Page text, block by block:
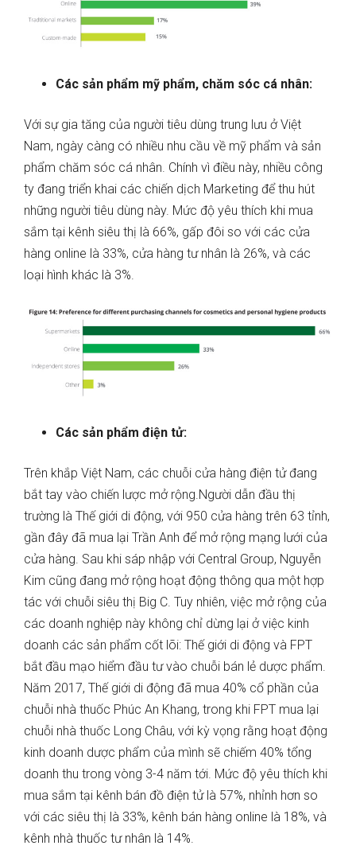
Các sản phẩm mỹ phẩm, chăm sóc cá nhân:
Với sự gia tăng của người tiêu dùng trung lưu ở Việt
Nam, ngày càng có nhiều nhu cầu về mỹ phẩm và sản
phẩm chăm sóc cá nhân. Chính vì điều này, nhiều công
ty đang triển khai các chiến dịch Marketing để thu hút
những người tiêu dùng này. Mức độ yêu thích khi mua
sắm tại kênh siêu thị là 66%, gấp đôi so với các cửa
hàng online là 33%, cửa hàng tư nhân là 26%, và các
loại hình khác là 3%.
Các sản phẩm điện tử:
Trên khắp Việt Nam, các chuỗi cửa hàng điện tử đang
bắt tay vào chiến lược mở rộng.Người dẫn đầu thị
trường là Thế giới di động, với 950 cửa hàng trên 63 tỉnh,
gần đây đã mua lại Trần Anh để mở rộng mạng lưới của
cửa hàng. Sau khi sáp nhập với Central Group, Nguyễn
Kim cũng đang mở rộng hoạt động thông qua một hợp
tác với chuỗi siêu thị Big C. Tuy nhiên, việc mở rộng của
các doanh nghiệp này không chỉ dừng lại ở việc kinh
doanh các sản phẩm cốt lõi: Thế giới di động và FPT
bắt đầu mạo hiểm đầu tư vào chuỗi bán lẻ dược phẩm.
Năm 2017, Thế giới di động đã mua 40% cổ phần của
chuỗi nhà thuốc Phúc An Khang, trong khi FPT mua lại
chuỗi nhà thuốc Long Châu, với kỳ vọng rằng hoạt động
kinh doanh dược phẩm của mình sẽ chiếm 40% tổng
doanh thu trong vòng 3-4 năm tới. Mức độ yêu thích khi
mua sắm tại kênh bán đồ điện tử là 57%, nhỉnh hơn so
với các siêu thị là 33%, kênh bán hàng online là 18%, và
kênh nhà thuốc tư nhân là 14%.